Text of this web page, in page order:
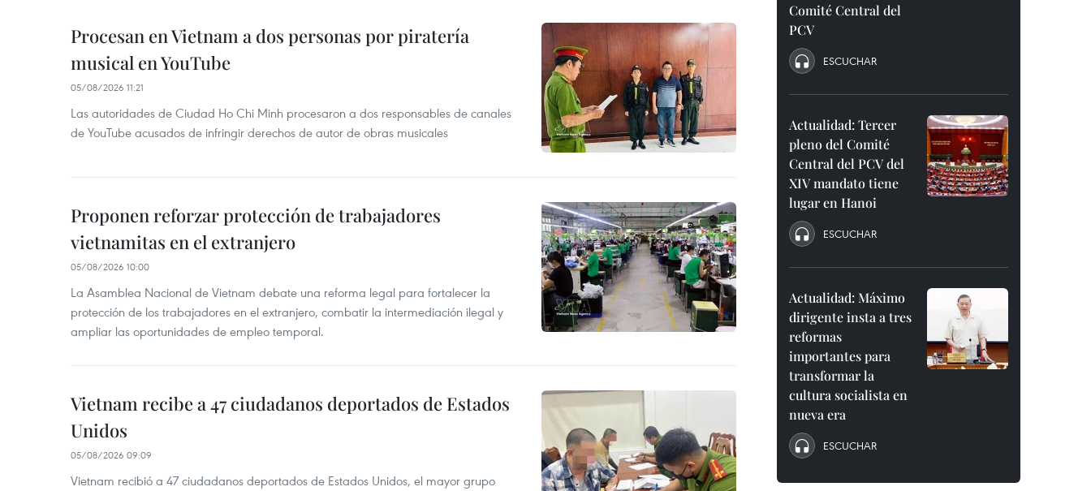
Procesan en Vietnam a dos personas por piratería
musical en YouTube
05/08/2026 11:21
Las autoridades de Ciudad Ho Chi Minh procesaron a dos responsables de canales
de YouTube acusados de infringir derechos de autor de obras musicales
Proponen reforzar protección de trabajadores
vietnamitas en el extranjero
05/08/2026 10:00
La Asamblea Nacional de Vietnam debate una reforma legal para fortalecer la
protección de los trabajadores en el extranjero, combatir la intermediación ilegal y
ampliar las oportunidades de empleo temporal.
Vietnam recibe a 47 ciudadanos deportados de Estados
Unidos
05/08/2026 09:09
Vietnam recibió a 47 ciudadanos deportados de Estados Unidos, el mayor grupo
Comité Central del
PCV
ESCUCHAR
Actualidad: Tercer
pleno del Comité
Central del PCV del
XIV mandato tiene
lugar en Hanoi
ESCUCHAR
Actualidad: Máximo
dirigente insta a tres
reformas
importantes para
transformar la
cultura socialista en
nueva era
ESCUCHAR